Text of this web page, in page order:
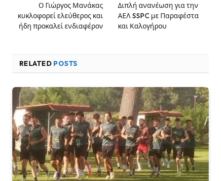
Ο Γιώργος Μανάκας
κυκλοφορεί ελεύθερος και
ήδη προκαλεί ενδιαφέρον
Διπλή ανανέωση για την
ΑΕΛ SSPC με Παραφέστα
και Καλογήρου
RELATED POSTS